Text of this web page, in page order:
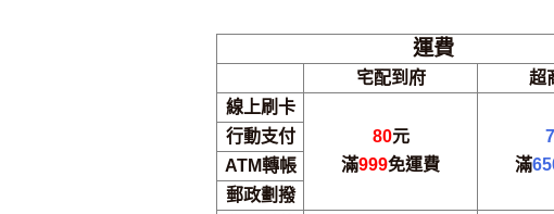
運費
宅配到府
超
線上刷卡
80元
滿999免運費
滿
行動支付
ATM轉帳
郵政劃撥